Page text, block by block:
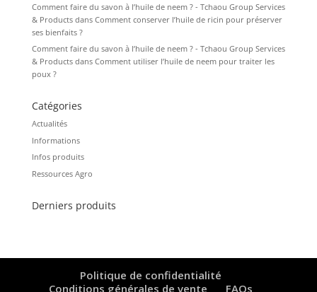
Comment faire du savon à l’huile de neem ? - Tchaou Group Services
& Productsdans Comment conserver l’huile de ricin pour préserver
ses bienfaits ?
Comment faire du savon à l’huile de neem ? - Tchaou Group Services
& Productsdans Comment utiliser l’huile de neem pour traiter les
poux ?
Catégories
Actualités
Informations
Infos produits
Ressources Agro
Derniers produits
Politique de confidentialité
Conditions générales de vente
FAQs